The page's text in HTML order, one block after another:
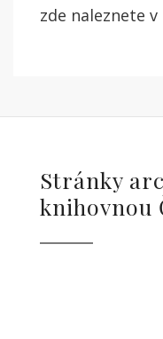
zde naleznete
Stránky
knihovnou